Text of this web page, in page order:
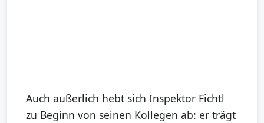
Auch äußerlich hebt sich Inspektor Fichtl
zu Beginn von seinen Kollegen ab: er trägt